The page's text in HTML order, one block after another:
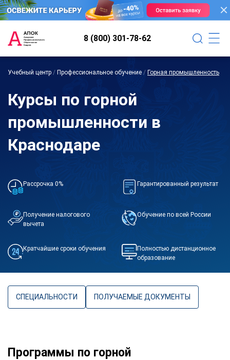
8 (800) 301-78-62
Учебный центр / Профессиональное обучение / Горная промышленность
Курсы по горной
промышленности в
Краснодаре
Рассрочка 0% Гарантированный результат
Получение налогового
вычета
Обучение по всей России
Кратчайшие сроки обучения
Полностью дистанционное
образование
СПЕЦИАЛЬНОСТИ ПОЛУЧАЕМЫЕ ДОКУМЕНТЫ
Программы по горной